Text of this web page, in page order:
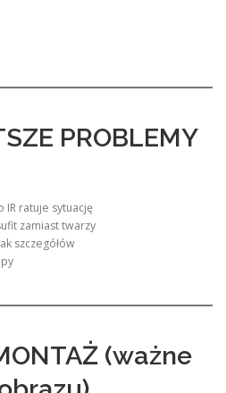
PROBLEMY
IR ratuje sytuację
zamiast twarzy
szczegółów
(ważne